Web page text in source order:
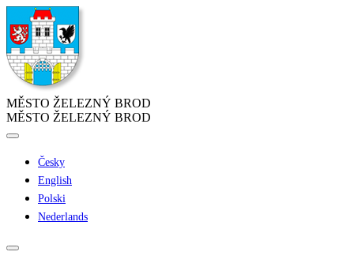
MĚSTO ŽELEZNÝ BROD
MĚSTO ŽELEZNÝ BROD
Česky
English
Polski
Nederlands